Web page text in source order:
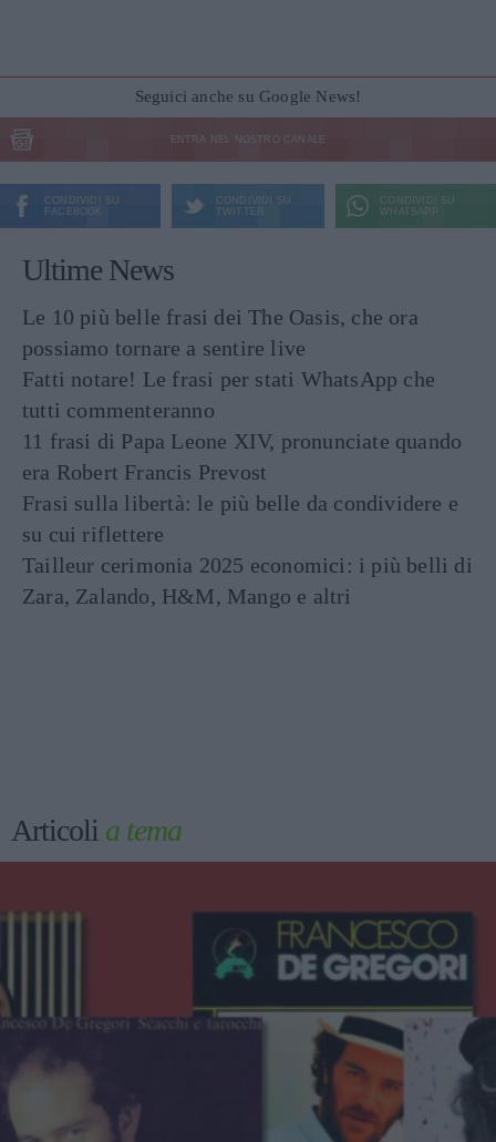
Seguici anche su Google News!
ENTRA NEL NOSTRO CANALE
CONDIVIDI SU
FACEBOOK
CONDIVIDI SU
TWITTER
CONDIVIDI SU
WHATSAPP
Ultime News
Le 10 più belle frasi dei The Oasis, che ora
possiamo tornare a sentire live
Fatti notare! Le frasi per stati WhatsApp che
tutti commenteranno
11 frasi di Papa Leone XIV, pronunciate quando
era Robert Francis Prevost
Frasi sulla libertà: le più belle da condividere e
su cui riflettere
Tailleur cerimonia 2025 economici: i più belli di
Zara, Zalando, H&M, Mango e altri
Articoli a tema